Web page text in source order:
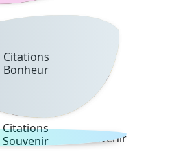
Citations
Bonheur
Citations
Souvenir